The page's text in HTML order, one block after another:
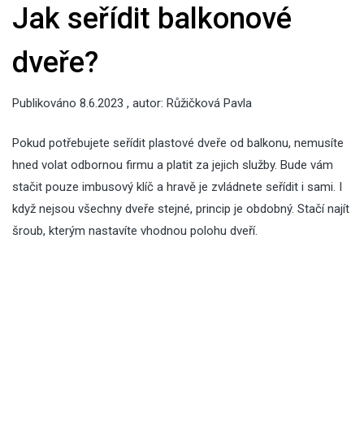
Jak seřídit balkonové
dveře?
Publikováno 8.6.2023 , autor: Růžičková Pavla
Pokud potřebujete seřídit plastové dveře od balkonu, nemusíte
hned volat odbornou firmu a platit za jejich služby. Bude vám
stačit pouze imbusový klíč a hravě je zvládnete seřídit i sami. I
když nejsou všechny dveře stejné, princip je obdobný. Stačí najít
šroub, kterým nastavíte vhodnou polohu dveří.